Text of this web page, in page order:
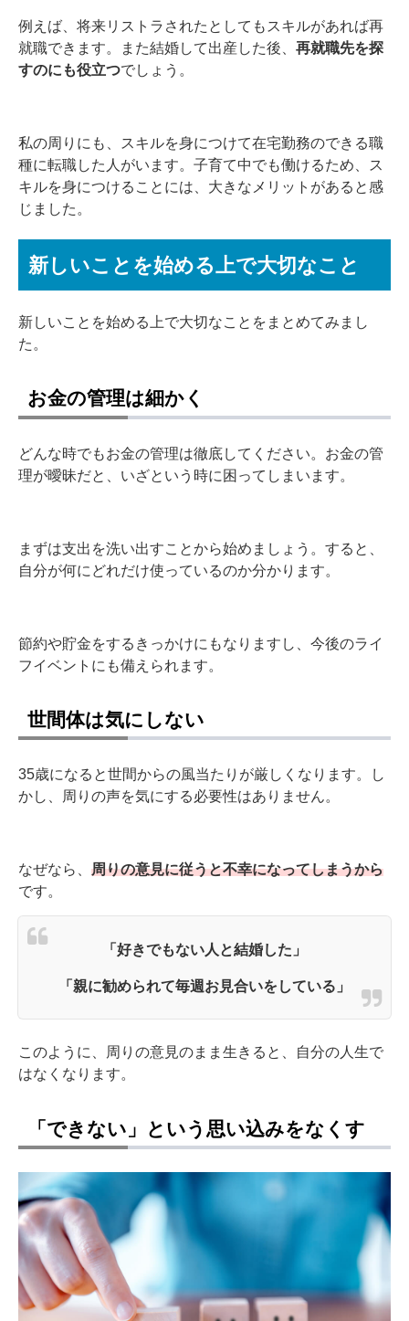
例えば、将来リストラされたとしてもスキルがあれば再
就職できます。また結婚して出産した後、 再就職先を探
すのにも役立つでしょう。
私の周りにも、スキルを身につけて在宅勤務のできる職
種に転職した人がいます。子育て中でも働けるため、ス
キルを身につけることには、大きなメリットがあると感
じました。
新しいことを始める上で大切なこと
新しいことを始める上で大切なことをまとめてみまし
た。
お金の管理は細かく
どんな時でもお金の管理は徹底してください。お金の管
理が曖昧だと、いざという時に困ってしまいます。
まずは支出を洗い出すことから始めましょう。すると、
自分が何にどれだけ使っているのか分かります。
節約や貯金をするきっかけにもなりますし、今後のライ
フイベントにも備えられます。
世間体は気にしない
35歳になると世間からの風当たりが厳しくなります。し
かし、周りの声を気にする必要性はありません。
なぜなら、 周りの意見に従うと不幸になってしまうから
です。
「好きでもない人と結婚した」
「親に勧められて毎週お見合いをしている」
このように、周りの意見のまま生きると、自分の人生で
はなくなります。
「できない」という思い込みをなくす